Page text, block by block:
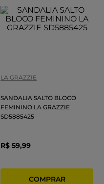
LA GRAZZIE
SANDALIA SALTO BLOCO
FEMININO LA GRAZZIE
SD5885425
R$ 59,99